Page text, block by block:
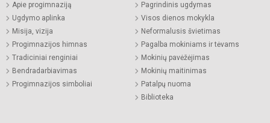
Apie progimnaziją
Ugdymo aplinka
Misija, vizija
Progimnazijos himnas
Tradiciniai renginiai
Bendradarbiavimas
Progimnazijos simboliai
Pagrindinis ugdymas
Visos dienos mokykla
Neformalusis švietimas
Pagalba mokiniams ir tėvams
Mokinių pavėžėjimas
Mokinių maitinimas
Patalpų nuoma
Biblioteka